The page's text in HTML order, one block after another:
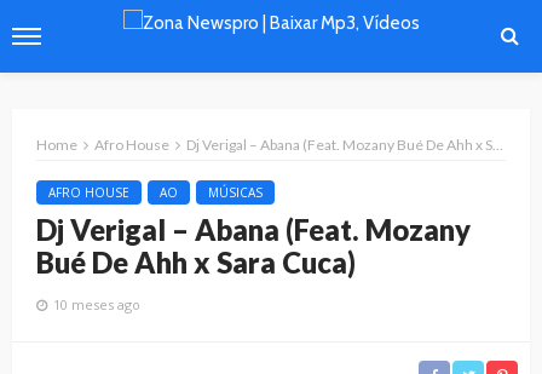
Home Afro House Dj Verigal – Abana (Feat. Mozany Bué De Ahh x Sara Cuca)
AFRO HOUSE AO MÚSICAS
Dj Verigal – Abana (Feat. Mozany
Bué De Ahh x Sara Cuca)
10 meses ago